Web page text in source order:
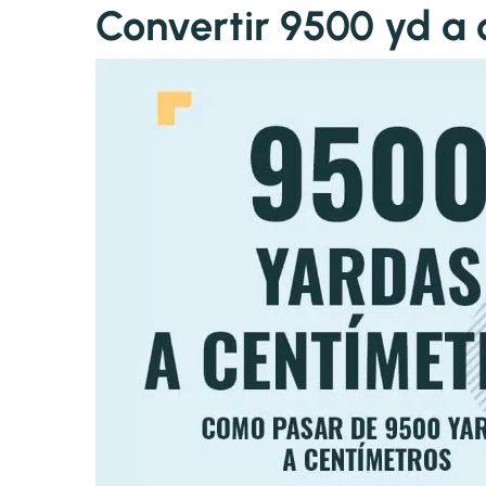
Convertir 9500 yd a